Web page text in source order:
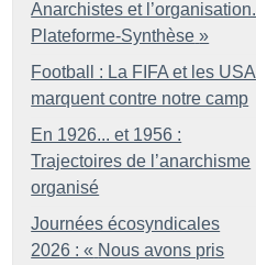
Anarchistes et l’organisation.
Plateforme-Synthèse »
Football : La FIFA et les USA
marquent contre notre camp
En 1926... et 1956 :
Trajectoires de l’anarchisme
organisé
Journées écosyndicales
2026 : « Nous avons pris